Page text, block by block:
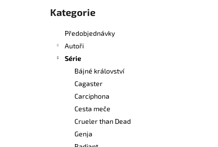
Přeskočit
kategorie
Kategorie
Předobjednávky
Autoři
Série
Bájné království
Cagaster
Carciphona
Cesta meče
Crueler than Dead
Genja
UČEBNA POMSTY 1